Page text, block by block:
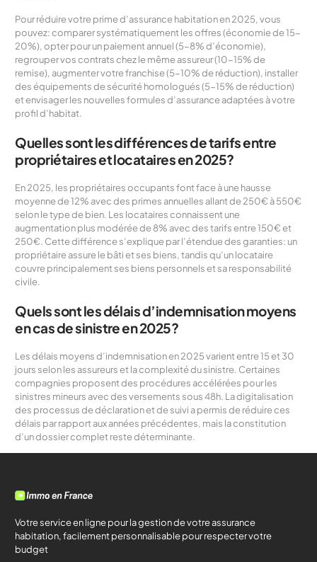
Pour réduire votre prime d’assurance habitation en 2025, vous
pouvez: comparer systématiquement les offres (économie de 15-
20%), opter pour un paiement annuel (5-8% d’économie),
regrouper vos contrats chez le même assureur (10-15% de
remise), augmenter votre franchise (5-10% de réduction), installer
des équipements de sécurité homologués (5-15% de réduction)
et envisager les nouvelles formules d’assurance adaptées à votre
profil d’habitat.
Quelles sont les différences de tarifs entre
propriétaires et locataires en 2025?
En 2025, les propriétaires occupants font face à une hausse
moyenne de 12% avec des primes annuelles allant de 250€ à 550€
selon le type de bien. Les locataires connaissent une
augmentation plus modérée de 8% avec des tarifs entre 150€ et
250€. Cette différence s’explique par l’étendue des garanties: un
propriétaire assure le bâti et ses biens, tandis qu’un locataire
couvre principalement ses biens personnels et sa responsabilité
civile.
Quels sont les délais d’indemnisation moyens
en cas de sinistre en 2025?
Les délais moyens d’indemnisation en 2025 varient entre 15 et 30
jours selon les assureurs et la complexité du sinistre. Certaines
compagnies proposent des procédures accélérées pour les
sinistres mineurs avec des versements sous 48h. La digitalisation
des processus de déclaration et de suivi a permis de réduire ces
délais par rapport aux années précédentes, mais la constitution
d’un dossier complet reste déterminante.
Votre service en ligne pour la gestion de votre assurance
habitation, facilement personnalisable pour respecter votre
budget